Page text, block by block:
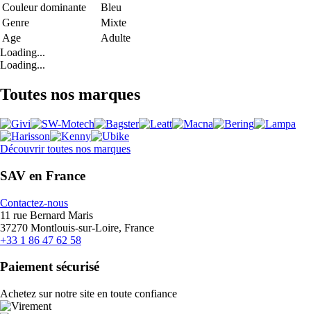
Couleur dominante
Bleu
Genre
Mixte
Age
Adulte
Loading...
Loading...
Toutes nos marques
Découvrir toutes nos marques
SAV en France
Contactez-nous
11 rue Bernard Maris
37270 Montlouis-sur-Loire, France
+33 1 86 47 62 58
Paiement sécurisé
Achetez sur notre site en toute confiance